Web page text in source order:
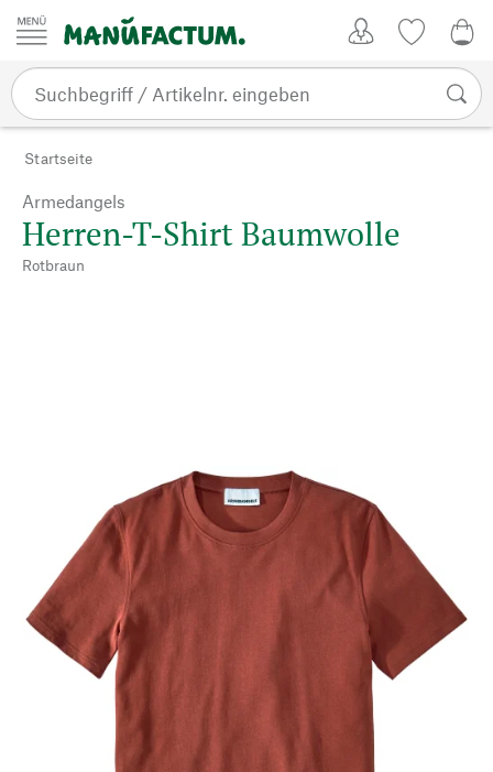
Zum Inhalt springen
Startseite
Armedangels
Herren-T-Shirt Baumwolle
Rotbraun